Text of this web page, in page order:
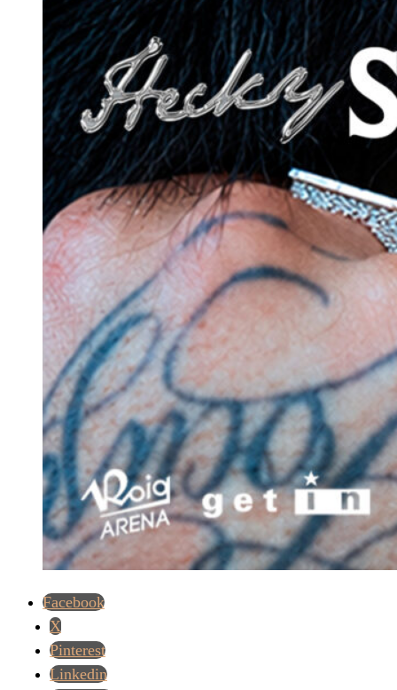
Facebook
X
Pinterest
Linkedin